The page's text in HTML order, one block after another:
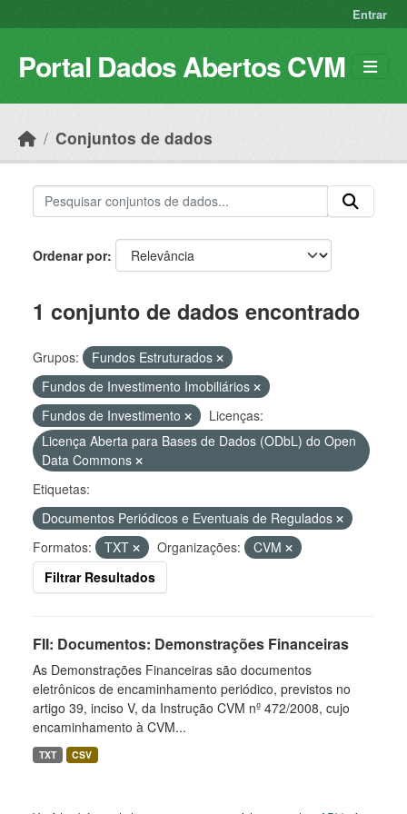
Entrar
Portal Dados Abertos CVM
Conjuntos de dados
Ordenar por
1 conjunto de dados encontrado
Grupos:
Fundos Estruturados
Fundos de Investimento Imobiliários
Fundos de Investimento
Licenças:
Licença Aberta para Bases de Dados (ODbL) do Open
Data Commons
Etiquetas:
Documentos Periódicos e Eventuais de Regulados
Formatos:
TXT Organizações:
CVM
Filtrar Resultados
FII: Documentos: Demonstrações Financeiras
As Demonstrações Financeiras são documentos
eletrônicos de encaminhamento periódico, previstos no
artigo 39, inciso V, da Instrução CVM nº 472/2008, cujo
encaminhamento à CVM...
TXT CSV